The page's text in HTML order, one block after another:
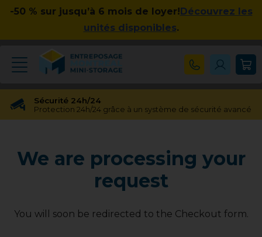
-50 % sur jusqu’à 6 mois de loyer!Découvrez les
unités disponibles.
Sécurité 24h/24
Protection 24h/24 grâce à un système de sécurité avancé
Transfert gratuit d'unité
Vous avez besoin d'une taille différente ? Pas de souci !
Pas d'engagement à long terme
We are processing your
request
You will soon be redirected to the Checkout form.